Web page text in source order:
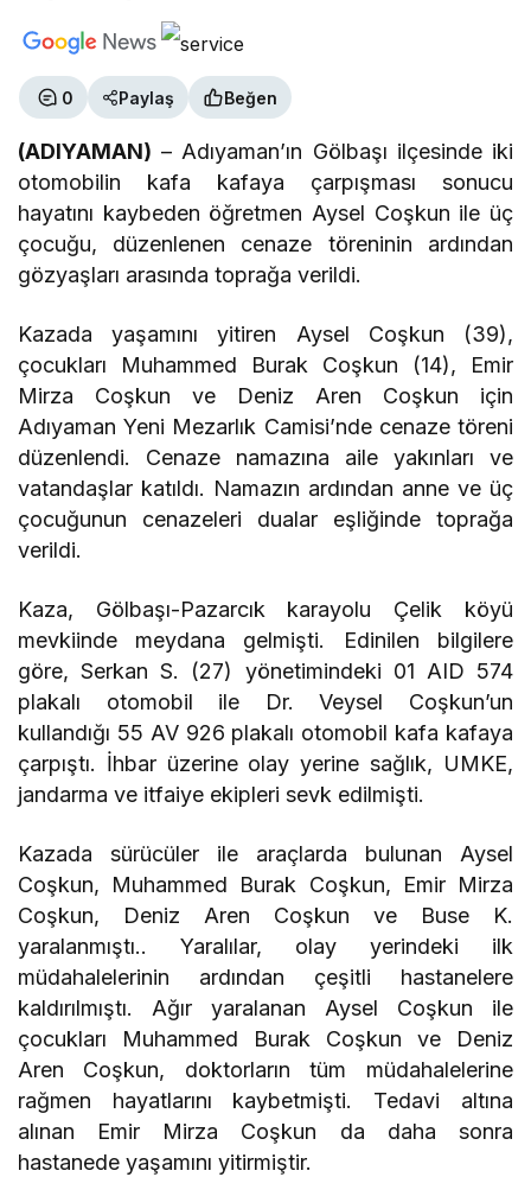
0 Paylaş Beğen
(ADIYAMAN) – Adıyaman’ın Gölbaşı ilçesinde iki
otomobilin kafa kafaya çarpışması sonucu
hayatını kaybeden öğretmen Aysel Coşkun ile üç
çocuğu, düzenlenen cenaze töreninin ardından
gözyaşları arasında toprağa verildi.
Kazada yaşamını yitiren Aysel Coşkun (39),
çocukları Muhammed Burak Coşkun (14), Emir
Mirza Coşkun ve Deniz Aren Coşkun için
Adıyaman Yeni Mezarlık Camisi’nde cenaze töreni
düzenlendi. Cenaze namazına aile yakınları ve
vatandaşlar katıldı. Namazın ardından anne ve üç
çocuğunun cenazeleri dualar eşliğinde toprağa
verildi.
Kaza, Gölbaşı-Pazarcık karayolu Çelik köyü
mevkiinde meydana gelmişti. Edinilen bilgilere
göre, Serkan S. (27) yönetimindeki 01 AID 574
plakalı otomobil ile Dr. Veysel Coşkun’un
kullandığı 55 AV 926 plakalı otomobil kafa kafaya
çarpıştı. İhbar üzerine olay yerine sağlık, UMKE,
jandarma ve itfaiye ekipleri sevk edilmişti.
Kazada sürücüler ile araçlarda bulunan Aysel
Coşkun, Muhammed Burak Coşkun, Emir Mirza
Coşkun, Deniz Aren Coşkun ve Buse K.
yaralanmıştı.. Yaralılar, olay yerindeki ilk
müdahalelerinin ardından çeşitli hastanelere
kaldırılmıştı. Ağır yaralanan Aysel Coşkun ile
çocukları Muhammed Burak Coşkun ve Deniz
Aren Coşkun, doktorların tüm müdahalelerine
rağmen hayatlarını kaybetmişti. Tedavi altına
alınan Emir Mirza Coşkun da daha sonra
hastanede yaşamını yitirmiştir.